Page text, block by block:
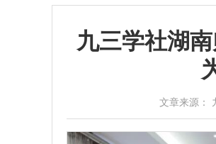
九三学社湖
文章来源：